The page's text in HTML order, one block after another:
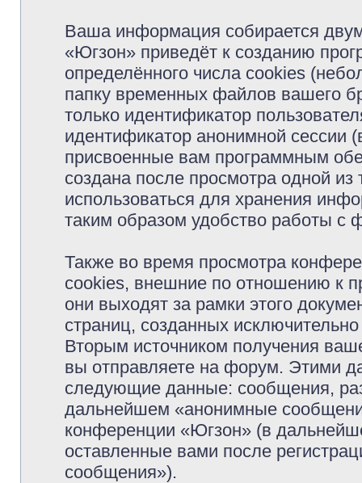
Ваша информация собирается
«Югзон» приведёт к созданию
определённого числа cookies
папку временных файлов вашего
только идентификатор
идентификатор анонимной сессии
присвоенные вам программным
создана после просмотра одной
использоваться для хранения
таким образом удобство работы с
Также во время просмотра
cookies, внешние по отношению к
они выходят за рамки этого
страниц, созданных
Вторым источником получения
вы отправляете на форум. Этими
следующие данные: сообщения,
дальнейшем «анонимные
конференции «Югзон» (в
оставленные вами после
сообщения»).